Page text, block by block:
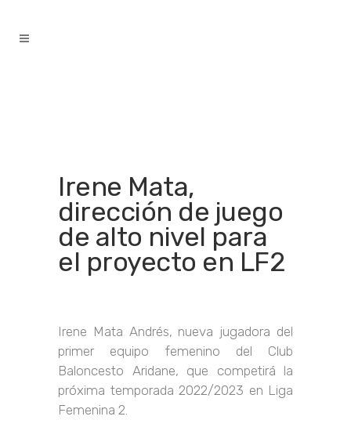
Irene Mata,
dirección de juego
de alto nivel para
el proyecto en LF2
Irene Mata Andrés, nueva jugadora del
primer equipo femenino del Club
Baloncesto Aridane, que competirá la
próxima temporada 2022/2023 en Liga
Femenina 2.